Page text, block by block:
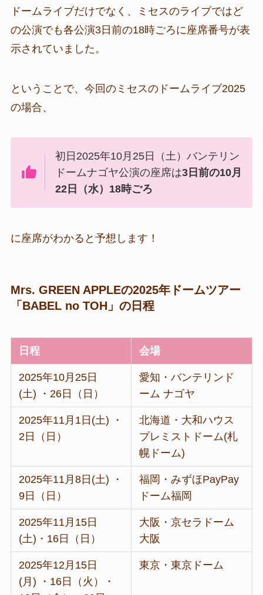
ドームライブだけでなく、ミセスのライブではど
の公演でも各公演3日前の18時ごろに座席番号が表
示されていました。
ということで、今回のミセスのドームライブ2025
の場合、
初日2025年10月25日（土）バンテリン
ドームナゴヤ公演の座席は3日前の10月
22日（水）18時ごろ
に座席がわかると予想します！
Mrs. GREEN APPLEの2025年ドームツアー
「BABEL no TOH」の日程
日程 会場
2025年10月25日
(土) ・26日（日）
愛知・バンテリンド
ーム ナゴヤ
2025年11月1日(土) ・
2日（日）
北海道・大和ハウス
プレミストドーム(札
幌ドーム)
2025年11月8日(土) ・
9日（日）
福岡・みずほPayPay
ドーム福岡
2025年11月15日
(土)・16日（日）
大阪・京セラドーム
大阪
2025年12月15日
(月) ・16日（火）・
東京・東京ドーム